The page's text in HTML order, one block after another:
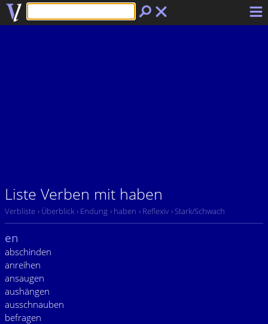
Liste Verben mit haben
Verbliste › Überblick › Endung › haben › Reflexiv › Stark/Schwach
en
abschinden
anreihen
ansaugen
aushängen
ausschnauben
befragen